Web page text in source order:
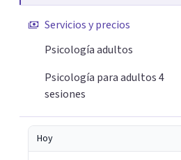
Servicios y precios
Psicología adultos
Psicología para adultos 4
sesiones
Hoy